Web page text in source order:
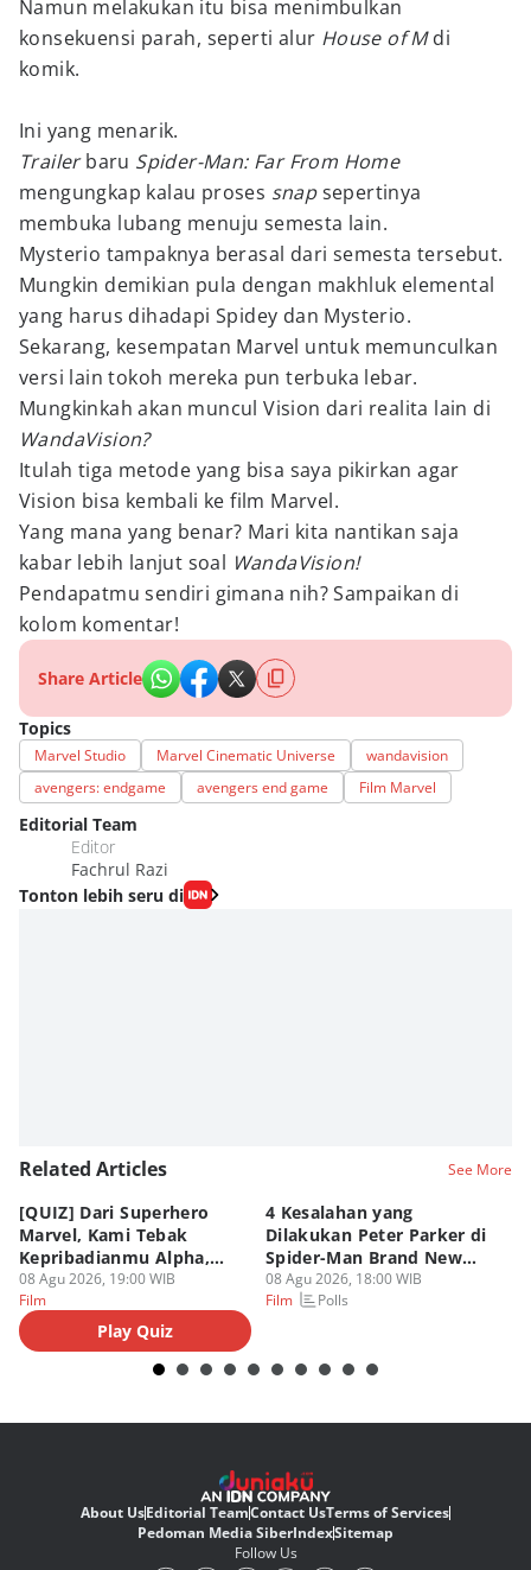
Namun melakukan itu bisa menimbulkan
konsekuensi parah, seperti alur House of Mdi
komik.
Ini yang menarik.
Trailerbaru Spider-Man: Far From Home
mengungkap kalau proses snapsepertinya
membuka lubang menuju semesta lain.
Mysterio tampaknya berasal dari semesta tersebut.
Mungkin demikian pula dengan makhluk elemental
yang harus dihadapi Spidey dan Mysterio.
Sekarang, kesempatan Marvel untuk memunculkan
versi lain tokoh mereka pun terbuka lebar.
Mungkinkah akan muncul Vision dari realita lain di
WandaVision?
Itulah tiga metode yang bisa saya pikirkan agar
Vision bisa kembali ke film Marvel.
Yang mana yang benar? Mari kita nantikan saja
kabar lebih lanjut soal WandaVision!
Pendapatmu sendiri gimana nih? Sampaikan di
kolom komentar!
Share Article
Topics
Marvel Studio Marvel Cinematic Universe
wandavision
avengers: endgame
avengers end game Film Marvel
Editorial Team
Editor
Fachrul Razi
Tonton lebih seru di
Related Articles See More
[QUIZ] Dari Superhero
Marvel, Kami Tebak
Kepribadianmu Alpha,
Beta, atau Omega
08 Agu 2026, 19:00 WIB
Film
Play Quiz
4 Kesalahan yang
Dilakukan Peter Parker di
Spider-Man Brand New
Day
08 Agu 2026, 18:00 WIB
Film
Polls
About UsEditorial TeamContact UsTerms of Services
Pedoman Media SiberIndexSitemap
Follow Us